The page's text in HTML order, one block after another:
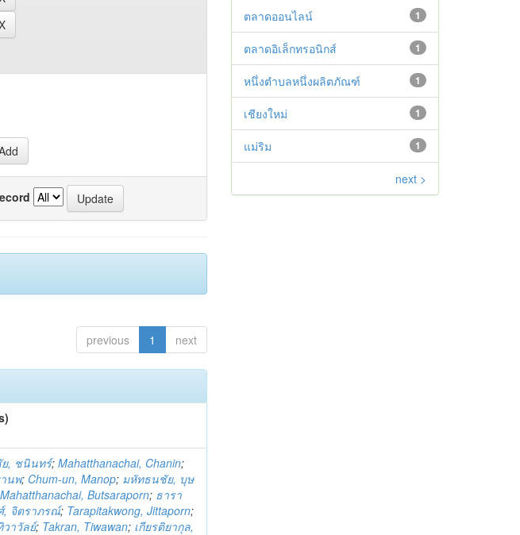
previous 1 next
, ชนินทร์;Mahatthanachai, Chanin;
นพ; Chum-un, Manop; มหัทธนชัย, บุษ
Mahatthanachai, Butsaraporn; ธารา
, จิตราภรณ์; Tarapitakwong, Jittaporn;
วาวัลย์; Takran, Tiwawan; เกียรติยากุล,
1
ตลาดออนไลน์
1
ตลาดอิเล็กทรอนิกส์
1
หนึ่งตำบลหนึ่งผลิตภัณฑ์
1
เชียงใหม่
1
แม่ริม
next >